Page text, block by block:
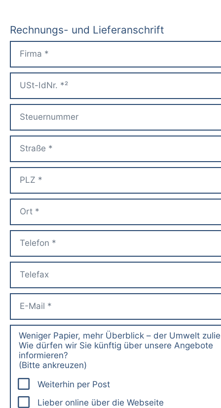
Rechnungs- und Lieferanschrift
Weniger Papier, mehr Überblick – der Umwelt
Wie dürfen wir Sie künftig über unsere Angebote
informieren?
(Bitte ankreuzen)
Weiterhin per Post
Lieber online über die Webseite